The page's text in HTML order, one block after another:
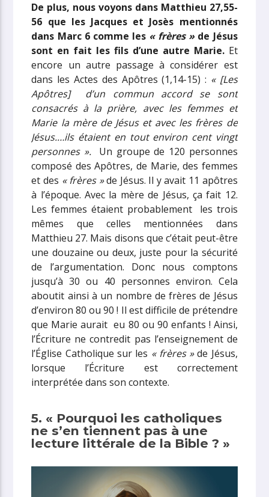
De plus, nous voyons dans Matthieu 27,55-
56 que les Jacques et Josès mentionnés
dans Marc 6 comme les « frères »de Jésus
sont en fait les fils d’une autre Marie.Et
encore un autre passage à considérer est
dans les Actes des Apôtres (1,14-15) : « [Les
Apôtres] d’un commun accord se sont
consacrés à la prière, avec les femmes et
Marie la mère de Jésus et avec les frères de
Jésus.…ils étaient en tout environ cent vingt
personnes ». Un groupe de 120 personnes
composé des Apôtres, de Marie, des femmes
et des « frères »de Jésus. Il y avait 11 apôtres
à l’époque. Avec la mère de Jésus, ça fait 12.
Les femmes étaient probablement les trois
mêmes que celles mentionnées dans
Matthieu 27. Mais disons que c’était peut-être
une douzaine ou deux, juste pour la sécurité
de l’argumentation. Donc nous comptons
jusqu’à 30 ou 40 personnes environ. Cela
aboutit ainsi à un nombre de frères de Jésus
d’environ 80 ou 90 ! Il est difficile de prétendre
que Marie aurait eu 80 ou 90 enfants ! Ainsi,
l’Écriture ne contredit pas l’enseignement de
l’Église Catholique sur les « frères »de Jésus,
lorsque l’Écriture est correctement
interprétée dans son contexte.
5. « Pourquoi les catholiques
ne s’en tiennent pas à une
lecture littérale de la Bible ? »